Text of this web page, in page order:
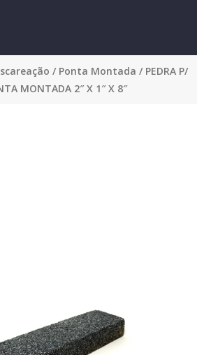
/ Ponta Montada / PEDRA P/
MONTADA 2″ X 1″ X 8″